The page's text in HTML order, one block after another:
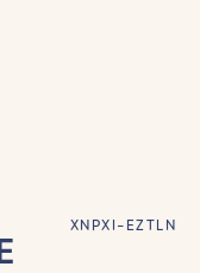
XNPXI-EZTLN